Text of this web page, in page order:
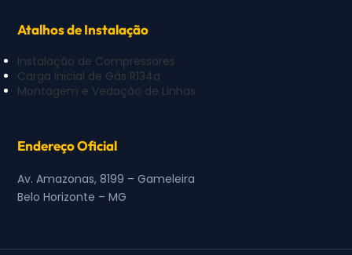
Atalhos de Instalação
Instalação de Compressores
Carga Inicial de Gás R134a
Montagem e Vedação de Linhas
Endereço Oficial
Av. Amazonas, 8199 – Gameleira
Belo Horizonte – MG